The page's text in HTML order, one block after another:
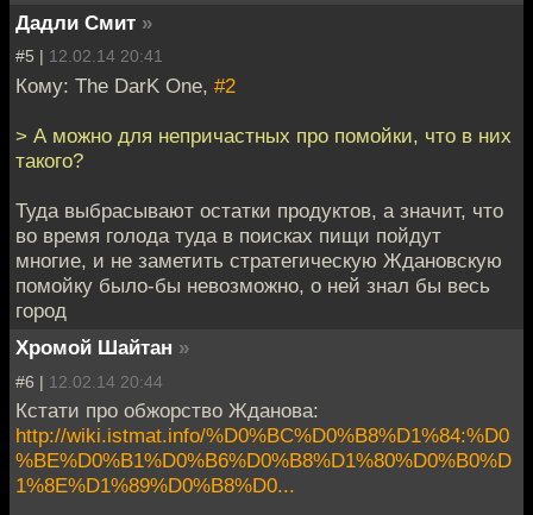
Дадли Смит »
#5 | 12.02.14 20:41
Кому: The DarK One, #2
> А можно для непричастных про помойки, что в них
такого?
Туда выбрасывают остатки продуктов, а значит, что
во время голода туда в поисках пищи пойдут
многие, и не заметить стратегическую Ждановскую
помойку было-бы невозможно, о ней знал бы весь
город
Хромой Шайтан »
#6 | 12.02.14 20:44
Кстати про обжорство Жданова:
http://wiki.istmat.info/%D0%BC%D0%B8%D1%84:%D0
%BE%D0%B1%D0%B6%D0%B8%D1%80%D0%B0%D
1%8E%D1%89%D0%B8%D0...